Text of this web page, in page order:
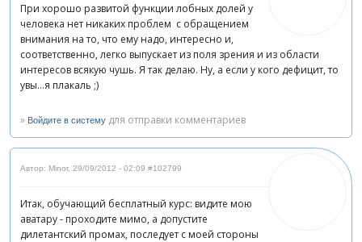
При хорошо развитой функции лобных долей у
человека нет никаких проблем с обращением
внимания на то, что ему надо, интересно и,
соответственно, легко выпускает из поля зрения и из области
интересов всякую чушь. Я так делаю. Ну, а если у кого дефицит, то
увы...я плакаль ;)
» Войдите в систему для отправки комментариев
Автор: Minor, 29/09/2012 - 02:09 #102799
Итак, обучающий бесплатный курс: видите мою
аватару - проходите мимо, а допустите
дилетантский промах, последует с моей стороны